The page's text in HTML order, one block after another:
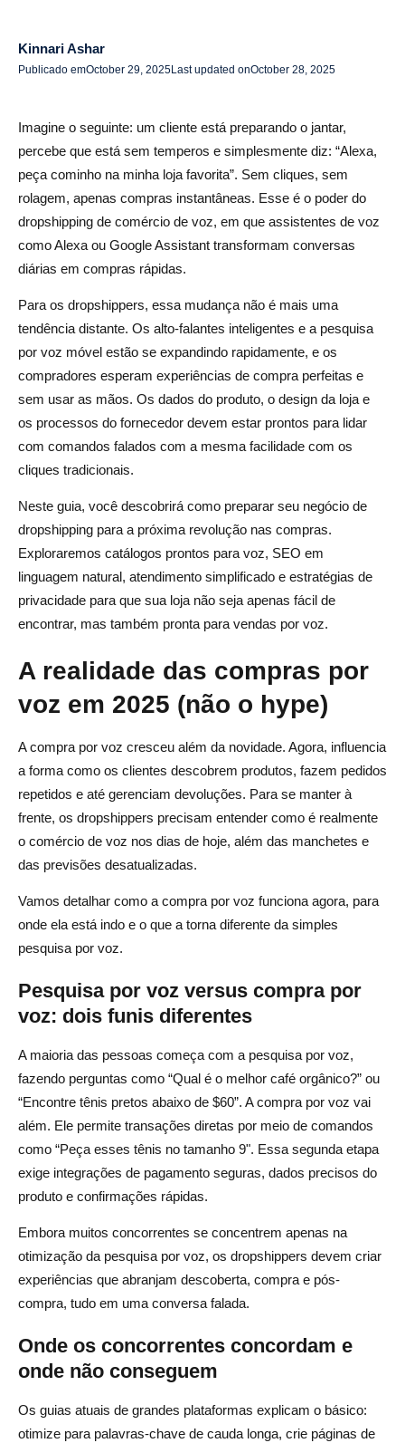
O fluxo de compras por voz — scripts, salvaguardas e
confirmações
Finalize a compra por voz sem quebrar a segurança
Acessibilidade e confiança desde o design
Operações de Dropshipping que os outros guias não
abordam
Lista de verificação de prontidão do fornecedor
Devoluções e RMA por voz
Tratamento de erros e controles de fraude
Arquitetura que você pode enviar em 90 dias
Pilha mínima viável
Mapa de ferramentas — Construa versus compre sem
arrependimentos
Opções de NLU, TTS e orquestração
Conectores comerciais
Perguntas da lista restrita de fornecedores
KPIs e experimentos que comprovam o aumento
Solicitações A/B e testes de trechos
Sanidade de atribuição
Plano de implantação de 90 dias (testado em campo e
realista)
Dias 0 a 30: Fundações
Dias 31—60: Beta
Dias 61—90: Escala
Risco, privacidade e conformidade sem FUD
O que está disponível hoje e o que ainda está no roteiro
Consentimento, retenção e exclusão
Acessibilidade e inclusão
Conclusão: a voz como multiplicador, não como
dropshipping
O que é comércio de voz?
O comércio de voz vale a pena para o dropshipping?
compras?
Kinnari Ashar
Publicado emOctober 29, 2025Last updated onOctober 28, 2025
Imagine o seguinte: um cliente está preparando o jantar,
percebe que está sem temperos e simplesmente diz: “Alexa,
peça cominho na minha loja favorita”. Sem cliques, sem
rolagem, apenas compras instantâneas. Esse é o poder do
dropshipping de comércio de voz, em que assistentes de voz
como Alexa ou Google Assistant transformam conversas
diárias em compras rápidas.
Para os dropshippers, essa mudança não é mais uma
tendência distante. Os alto-falantes inteligentes e a pesquisa
por voz móvel estão se expandindo rapidamente, e os
compradores esperam experiências de compra perfeitas e
sem usar as mãos. Os dados do produto, o design da loja e
os processos do fornecedor devem estar prontos para lidar
com comandos falados com a mesma facilidade com os
cliques tradicionais.
Neste guia, você descobrirá como preparar seu negócio de
dropshipping para a próxima revolução nas compras.
Exploraremos catálogos prontos para voz, SEO em
linguagem natural, atendimento simplificado e estratégias de
privacidade para que sua loja não seja apenas fácil de
encontrar, mas também pronta para vendas por voz.
A realidade das compras por
voz em 2025 (não o hype)
A compra por voz cresceu além da novidade. Agora, influencia
a forma como os clientes descobrem produtos, fazem pedidos
repetidos e até gerenciam devoluções. Para se manter à
frente, os dropshippers precisam entender como é realmente
o comércio de voz nos dias de hoje, além das manchetes e
das previsões desatualizadas.
Vamos detalhar como a compra por voz funciona agora, para
onde ela está indo e o que a torna diferente da simples
pesquisa por voz.
Pesquisa por voz versus compra por
voz: dois funis diferentes
A maioria das pessoas começa com a pesquisa por voz,
fazendo perguntas como “Qual é o melhor café orgânico?” ou
“Encontre tênis pretos abaixo de $60”. A compra por voz vai
além. Ele permite transações diretas por meio de comandos
como “Peça esses tênis no tamanho 9". Essa segunda etapa
exige integrações de pagamento seguras, dados precisos do
produto e confirmações rápidas.
Embora muitos concorrentes se concentrem apenas na
otimização da pesquisa por voz, os dropshippers devem criar
experiências que abranjam descoberta, compra e pós-
compra, tudo em uma conversa falada.
Onde os concorrentes concordam e
onde não conseguem
Os guias atuais de grandes plataformas explicam o básico:
otimize para palavras-chave de cauda longa, crie páginas de